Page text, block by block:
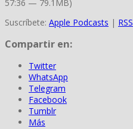
57:36 — 79.1MB)
Suscríbete: Apple Podcasts | RSS
Compartir en:
Twitter
WhatsApp
Telegram
Facebook
Tumblr
Más